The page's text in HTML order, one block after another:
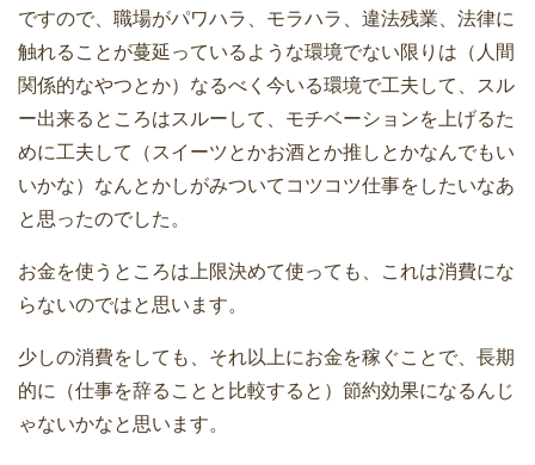
ですので、職場がパワハラ、モラハラ、違法残業、法律に
触れることが蔓延っているような環境でない限りは（人間
関係的なやつとか）なるべく今いる環境で工夫して、スル
ー出来るところはスルーして、モチベーションを上げるた
めに工夫して（スイーツとかお酒とか推しとかなんでもい
いかな）なんとかしがみついてコツコツ仕事をしたいなあ
と思ったのでした。
お金を使うところは上限決めて使っても、これは消費にな
らないのではと思います。
少しの消費をしても、それ以上にお金を稼ぐことで、長期
的に（仕事を辞ることと比較すると）節約効果になるんじ
ゃないかなと思います。